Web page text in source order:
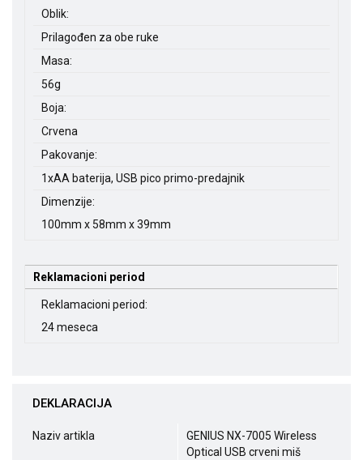
Oblik:
Prilagođen za obe ruke
Masa:
56g
Boja:
Crvena
Pakovanje:
1xAA baterija, USB pico primo-predajnik
Dimenzije:
100mm x 58mm x 39mm
Reklamacioni period
Reklamacioni period:
24 meseca
DEKLARACIJA
Naziv artikla
GENIUS NX-7005 Wireless
Optical USB crveni miš